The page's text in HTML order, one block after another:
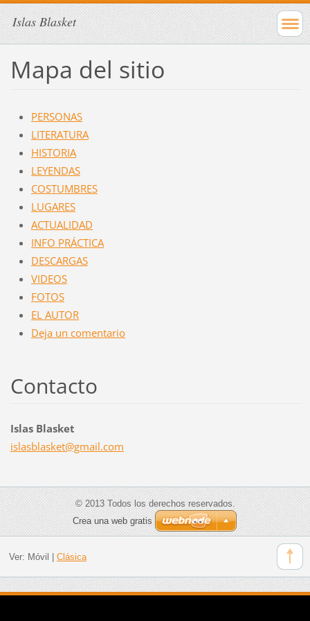
Islas Blasket
Mapa del sitio
PERSONAS
LITERATURA
HISTORIA
LEYENDAS
COSTUMBRES
LUGARES
ACTUALIDAD
INFO PRÁCTICA
DESCARGAS
VIDEOS
FOTOS
EL AUTOR
Deja un comentario
Contacto
Islas Blasket
islasblasket@gmail.com
© 2013 Todos los derechos reservados.
Crea una web gratis
Ver: Móvil Clásica